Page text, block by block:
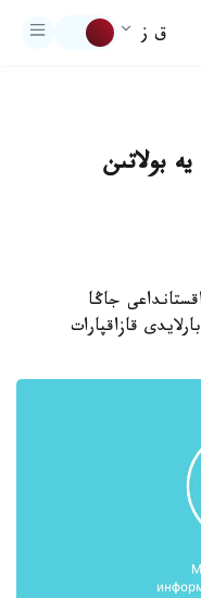
ق ز
يە بولاتىن
جاڭا
قازاقپارات